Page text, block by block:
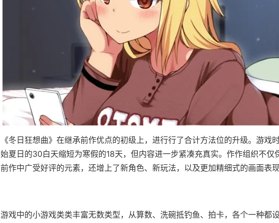
《冬日狂想曲》在继承前作优点的初级上，进行行了合计方法位的升级。游戏
始夏日的30白天缩短为寒假的18天，但内容进一步紧凑充真实。作作组织不仅
前作中广受好评的元素，还增上了​​新角色、新玩法​​，以及更加精细式的画面表现
游戏中的小游戏类类丰富无数类型，从算数、洗碗抵钓鱼、拍卡，各个一种都